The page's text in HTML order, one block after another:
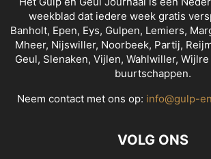
weekblad dat iedere week gratis
Banholt, Epen, Eys, Gulpen, Lemiers,
Mheer, Nijswiller, Noorbeek, Partij,
Geul, Slenaken, Vijlen, Wahlwiller,
buurtschappen.
Neem contact met ons op: info@gulp-
VOLG ONS